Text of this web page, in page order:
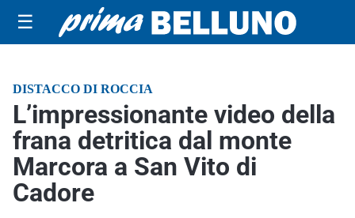
☰
DISTACCO DI ROCCIA
L’impressionante video della
frana detritica dal monte
Marcora a San Vito di
Cadore